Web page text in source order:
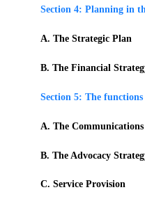
Section 4: Planning in
A. The Strategic Plan
B. The Financial
Section 5: The
A. The
B. The Advocacy
C. Service Provision